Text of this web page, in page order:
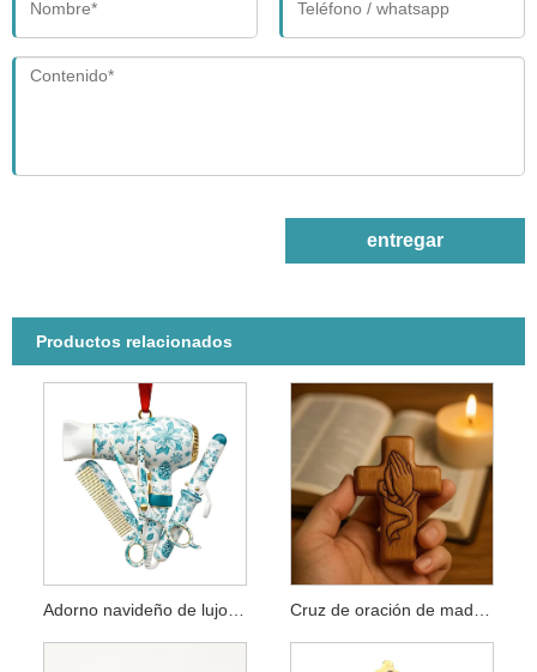
entregar
Productos relacionados